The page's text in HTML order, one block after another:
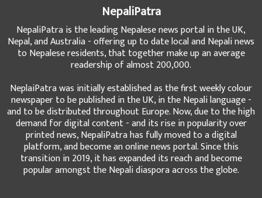
NepaliPatra
NepaliPatra is the leading Nepalese news portal in the UK,
Nepal, and Australia - offering up to date local and Nepali news
to Nepalese residents, that together make up an average
readership of almost 200,000.
NeplaiPatra was initially established as the first weekly colour
newspaper to be published in the UK, in the Nepali language -
and to be distributed throughout Europe. Now, due to the high
demand for digital content - and its rise in popularity over
printed news, NepaliPatra has fully moved to a digital
platform, and become an online news portal. Since this
transition in 2019, it has expanded its reach and become
popular amongst the Nepali diaspora across the globe.